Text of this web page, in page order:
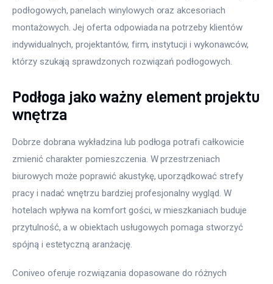
podłogowych, panelach winylowych oraz akcesoriach
montażowych. Jej oferta odpowiada na potrzeby klientów
indywidualnych, projektantów, firm, instytucji i wykonawców,
którzy szukają sprawdzonych rozwiązań podłogowych.
Podłoga jako ważny element projektu
wnętrza
Dobrze dobrana wykładzina lub podłoga potrafi całkowicie
zmienić charakter pomieszczenia. W przestrzeniach
biurowych może poprawić akustykę, uporządkować strefy
pracy i nadać wnętrzu bardziej profesjonalny wygląd. W
hotelach wpływa na komfort gości, w mieszkaniach buduje
przytulność, a w obiektach usługowych pomaga stworzyć
spójną i estetyczną aranżację.
Coniveo oferuje rozwiązania dopasowane do różnych